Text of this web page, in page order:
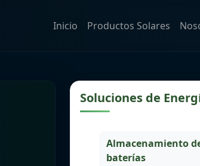
Inicio Productos Solares
Soluciones de
Almacenamiento
baterías